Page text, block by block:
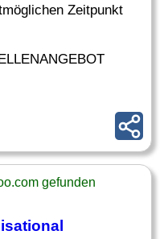
Zeitpunkt
gefunden